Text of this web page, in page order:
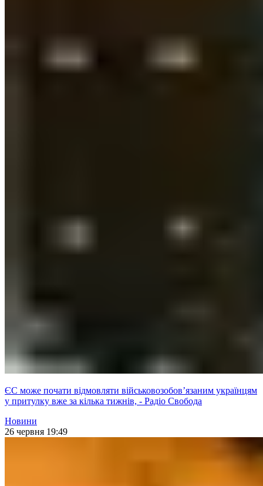
ЄС може почати відмовляти військовозобов’язаним українцям
у притулку вже за кілька тижнів, - Радіо Свобода
Новини
26 червня 19:49